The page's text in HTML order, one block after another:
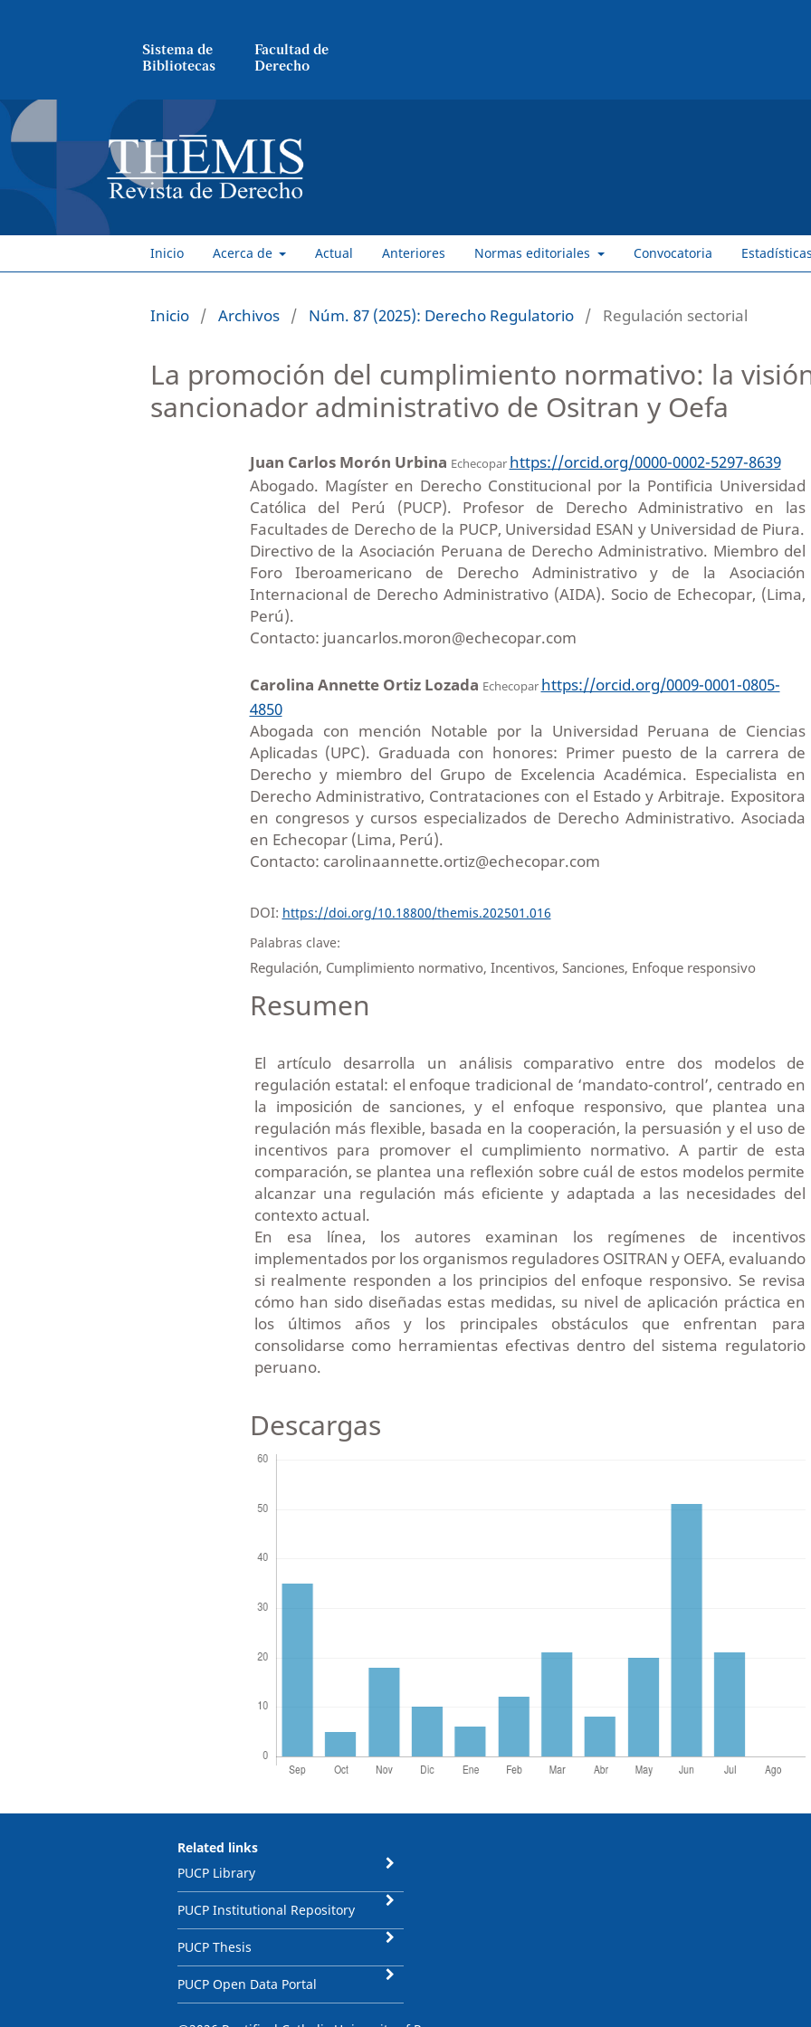
Sistema de
Bibliotecas
Facultad de
Derecho
Inicio Acerca de Actual Anteriores Normas editoriales Convocatoria
Inicio / Archivos / Núm. 87 (2025): Derecho Regulatorio / Regulación sectorial
La promoción del cumplimiento normativo: la
sancionador administrativo de Ositran y Oefa
Juan Carlos Morón Urbina Echecopar https://orcid.org/0000-0002-5297-8639
Abogado. Magíster en Derecho Constitucional por la Pontificia Universidad
Católica del Perú (PUCP). Profesor de Derecho Administrativo en las
Facultades de Derecho de la PUCP, Universidad ESAN y Universidad de Piura.
Directivo de la Asociación Peruana de Derecho Administrativo. Miembro del
Foro Iberoamericano de Derecho Administrativo y de la Asociación
Internacional de Derecho Administrativo (AIDA). Socio de Echecopar, (Lima,
Perú).
Contacto: juancarlos.moron@echecopar.com
Carolina Annette Ortiz Lozada Echecopar https://orcid.org/0009-0001-0805-
4850
Abogada con mención Notable por la Universidad Peruana de Ciencias
Aplicadas (UPC). Graduada con honores: Primer puesto de la carrera de
Derecho y miembro del Grupo de Excelencia Académica. Especialista en
Derecho Administrativo, Contrataciones con el Estado y Arbitraje. Expositora
en congresos y cursos especializados de Derecho Administrativo. Asociada
en Echecopar (Lima, Perú).
Contacto: carolinaannette.ortiz@echecopar.com
DOI: https://doi.org/10.18800/themis.202501.016
Palabras clave:
Regulación, Cumplimiento normativo, Incentivos, Sanciones, Enfoque responsivo
Resumen
El artículo desarrolla un análisis comparativo entre dos modelos de
regulación estatal: el enfoque tradicional de ‘mandato-control’, centrado en
la imposición de sanciones, y el enfoque responsivo, que plantea una
regulación más flexible, basada en la cooperación, la persuasión y el uso de
incentivos para promover el cumplimiento normativo. A partir de esta
comparación, se plantea una reflexión sobre cuál de estos modelos permite
alcanzar una regulación más eficiente y adaptada a las necesidades del
contexto actual.
En esa línea, los autores examinan los regímenes de incentivos
implementados por los organismos reguladores OSITRAN y OEFA, evaluando
si realmente responden a los principios del enfoque responsivo. Se revisa
cómo han sido diseñadas estas medidas, su nivel de aplicación práctica en
los últimos años y los principales obstáculos que enfrentan para
consolidarse como herramientas efectivas dentro del sistema regulatorio
peruano.
Descargas
Related links
PUCP Library
PUCP Institutional Repository
PUCP Thesis
PUCP Open Data Portal